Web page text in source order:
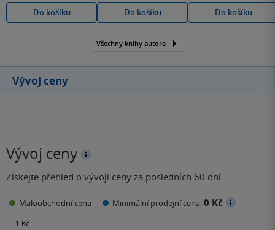
Do košíku
Do košíku
Do košíku
Všechny knihy autora
Vývoj ceny
Vývoj ceny
Získejte přehled o vývoji ceny za posledních 60 dní.
Maloobchodní cena Minimální prodejní cena:0 Kč